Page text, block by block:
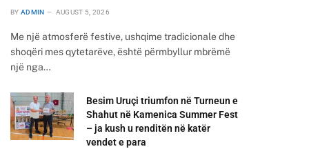
BY ADMIN AUGUST 5, 2026
Me një atmosferë festive, ushqime tradicionale dhe
shoqëri mes qytetarëve, është përmbyllur mbrëmë
një nga…
Besim Uruçi triumfon në Turneun e
Shahut në Kamenica Summer Fest
– ja kush u renditën në katër
vendet e para